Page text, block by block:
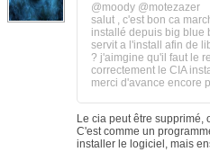
@moody @motezazer
salut , c'est bon ca
installé depuis big blue
servit a l'install afin de
? j'aimgine qu'il faut le
correctement le CIA
merci d'avance encore
Le cia peut être supprimé,
C'est comme un
installer le logiciel, mais